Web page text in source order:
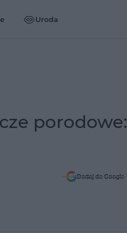
Uroda
porodowe:
Dodaj do Google